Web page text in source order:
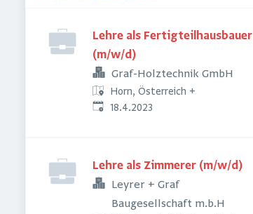
Lehre als Fertigteilhausbauer
(m/w/d)
Graf-Holztechnik GmbH
Horn, Österreich +
Veröffentlicht
18.4.2023
Lehre als Zimmerer (m/w/d)
Leyrer + Graf
Baugesellschaft m.b.H